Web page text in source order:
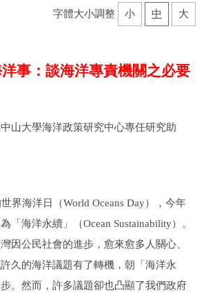
字體大小調整 小 中 大
事：談海洋專責機關之必要
山大學海洋政策研究中心專任研究助
界海洋日（World Oceans Day），今年
「海洋永續」（Ocean Sustainability）。
因公民社會的進步，愈來愈多人關心、
久的海洋議題有了轉機，朝「海洋永
。然而，許多議題卻也凸顯了我們政府